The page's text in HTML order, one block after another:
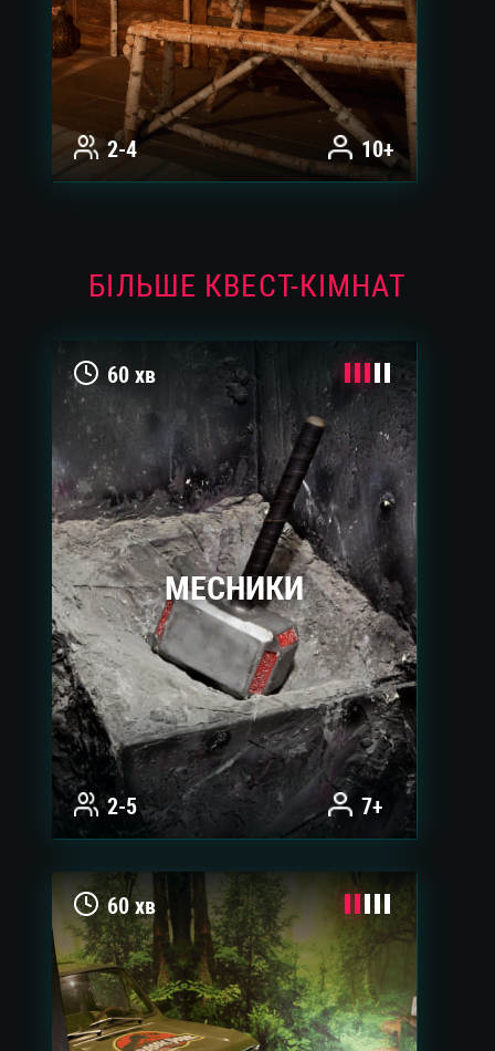
2-4 10+
БІЛЬШЕ КВЕСТ-КІМНАТ
60 хв
2-5 7+
МЕСНИКИ
60 хв